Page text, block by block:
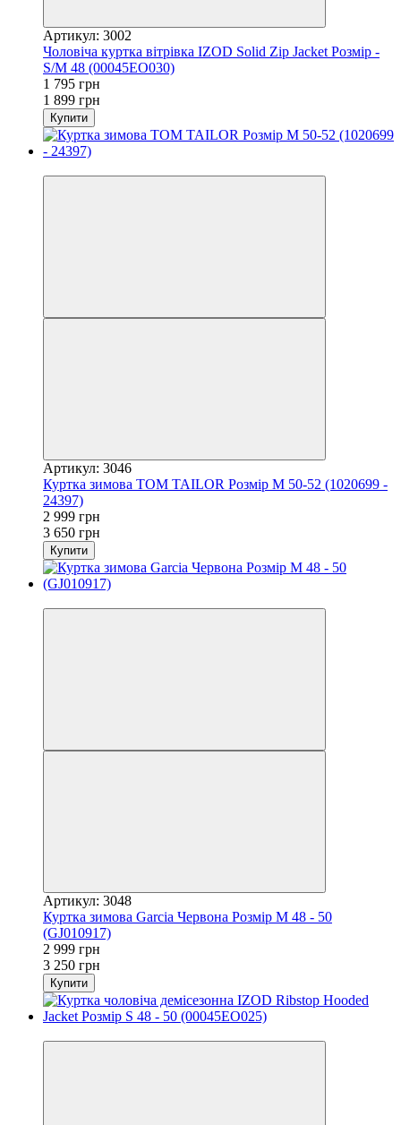
Артикул: 3002
Чоловіча куртка вітрівка IZOD Solid Zip Jacket Розмір -
S/M 48 (00045EO030)
1 795 грн
1 899 грн
Купити
Артикул: 3046
Куртка зимова TOM TAILOR Розмір М 50-52 (1020699 -
24397)
2 999 грн
3 650 грн
Купити
Артикул: 3048
Куртка зимова Garcia Червона Розмір М 48 - 50
(GJ010917)
2 999 грн
3 250 грн
Купити